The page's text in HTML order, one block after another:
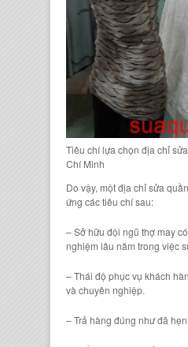
Tiêu chí lựa chọn địa chỉ
Chí Minh
Do vậy, một địa chỉ sửa
ứng các tiêu chí sau:
– Sở hữu đội ngũ thợ may
nghiệm lâu năm trong việc
– Thái độ phục vụ khách
và chuyên nghiệp.
– Trả hàng đúng như đã